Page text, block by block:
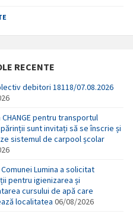
RECENTE
debitori 18118/07.08.2026
pentru transportul
sunt invitați să se înscrie și
sistemul de carpool școlar
Lumina a solicitat
pentru igienizarea și
cursului de apă care
localitatea 06/08/2026